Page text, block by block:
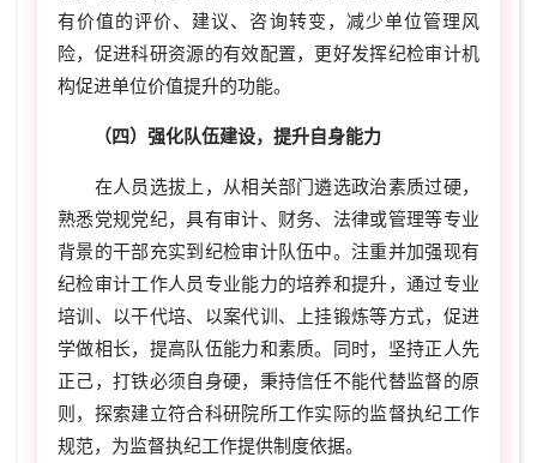
有价值的评价、建议、咨询转变，减少单位管理风
险，促进科研资源的有效配置，更好发挥纪检审计机
构促进单位价值提升的功能。
（四）强化队伍建设，提升自身能力
在人员选拔上，从相关部门遴选政治素质过硬，
熟悉党规党纪，具有审计、财务、法律或管理等专业
背景的干部充实到纪检审计队伍中。注重并加强现有
纪检审计工作人员专业能力的培养和提升，通过专业
培训、以干代培、以案代训、上挂锻炼等方式，促进
学做相长，提高队伍能力和素质。同时，坚持正人先
正己，打铁必须自身硬，秉持信任不能代替监督的原
则，探索建立符合科研院所工作实际的监督执纪工作
规范，为监督执纪工作提供制度依据。